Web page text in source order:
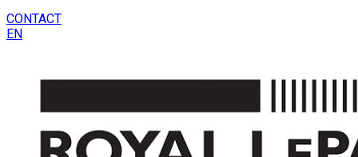
CONTACT
EN